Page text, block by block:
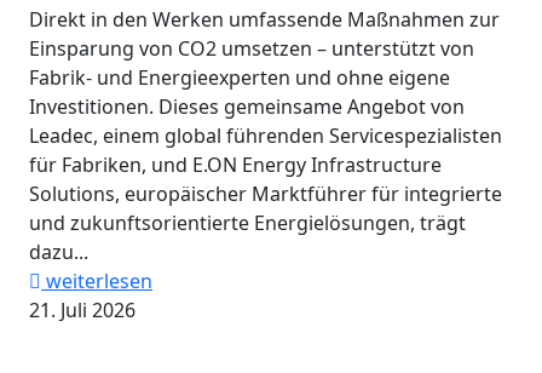
Direkt in den Werken umfassende Maßnahmen zur
Einsparung von CO2 umsetzen – unterstützt von
Fabrik- und Energieexperten und ohne eigene
Investitionen. Dieses gemeinsame Angebot von
Leadec, einem global führenden Servicespezialisten
für Fabriken, und E.ON Energy Infrastructure
Solutions, europäischer Marktführer für integrierte
und zukunftsorientierte Energielösungen, trägt
dazu...
weiterlesen
21. Juli 2026